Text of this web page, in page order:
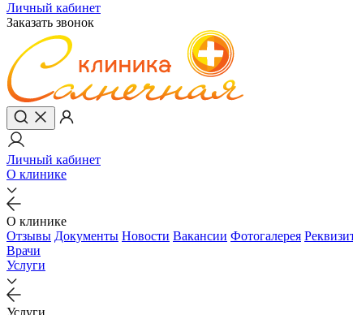
Личный кабинет
Заказать звонок
Личный кабинет
О клинике
О клинике
Отзывы Документы Новости Вакансии Фотогалерея
Врачи
Услуги
Услуги